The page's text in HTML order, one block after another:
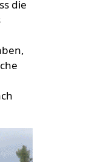
die